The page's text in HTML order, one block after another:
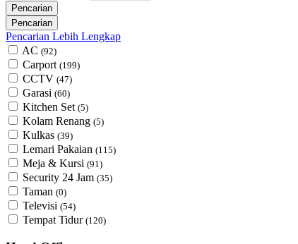
Pencarian Lebih Lengkap
AC (92)
Carport (199)
CCTV (47)
Garasi (60)
Kitchen Set (5)
Kolam Renang (5)
Kulkas (39)
Lemari Pakaian (115)
Meja & Kursi (91)
Security 24 Jam (35)
Taman (0)
Televisi (54)
Tempat Tidur (120)